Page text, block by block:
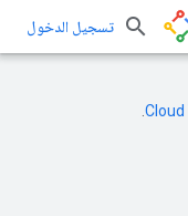
تسجيل الدخول
Cloud